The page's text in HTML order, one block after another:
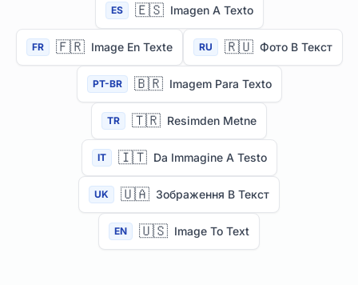
ES 🇪🇸 Imagen A Texto
FR 🇫🇷 Image En Texte RU 🇷🇺 Фото В Текст
PT-BR 🇧🇷 Imagem Para Texto
TR 🇹🇷 Resimden Metne
IT 🇮🇹 Da Immagine A Testo
UK 🇺🇦 Зображення В Текст
EN 🇺🇸 Image To Text